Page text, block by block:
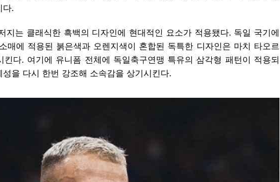
다.
지는 클래식한 흑백의 디자인에 현대적인 요소가 적용됐다. 독일 국기에
매에 적용된 붉은색과 오렌지색이 혼합된 독특한 디자인은 마치 타오르
킨다. 여기에 유니폼 전체에 독일축구연맹 특유의 삼각형 패턴이 적용되
성을 다시 한번 강조해 소속감을 상기시킨다.